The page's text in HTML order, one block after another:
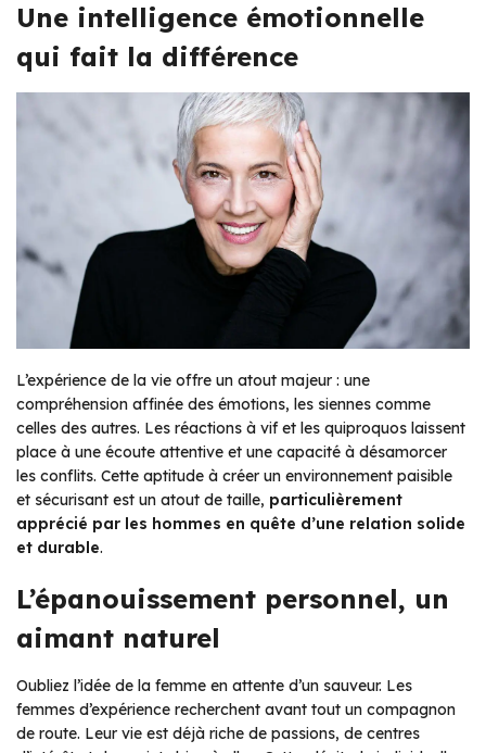
Une intelligence émotionnelle
qui fait la différence
L’expérience de la vie offre un atout majeur : une
compréhension affinée des émotions, les siennes comme
celles des autres. Les réactions à vif et les quiproquos laissent
place à une écoute attentive et une capacité à désamorcer
les conflits. Cette aptitude à créer un environnement paisible
et sécurisant est un atout de taille, particulièrement
apprécié par les hommes en quête d’une relation solide
et durable.
L’épanouissement personnel, un
aimant naturel
Oubliez l’idée de la femme en attente d’un sauveur. Les
femmes d’expérience recherchent avant tout un compagnon
de route. Leur vie est déjà riche de passions, de centres